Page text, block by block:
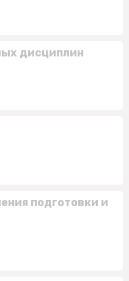
дисциплин
подготовки и